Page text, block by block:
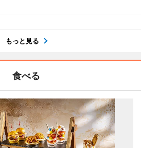
もっと見る
食べる